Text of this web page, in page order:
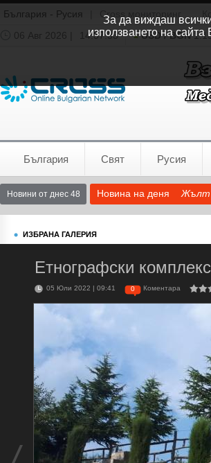
България - Русия Cross мониторинг
06 Авг 2026 |
14:57:34 USD / BGN
България Свят Русия
Новини от днес 48 Новина на деня Жълт
ИЗБРАНА ГАЛЕРИЯ
Етнографски
05 Юли 2022 | 09:41 0 Коментара
За да виждаш
използването на